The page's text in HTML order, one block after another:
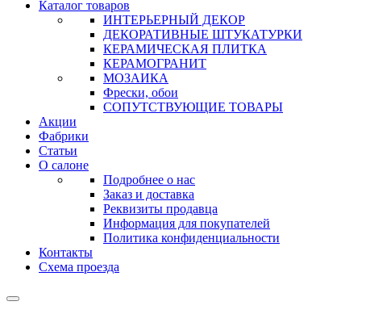
Каталог товаров
ИНТЕРЬЕРНЫЙ ДЕКОР
ДЕКОРАТИВНЫЕ ШТУКАТУРКИ
КЕРАМИЧЕСКАЯ ПЛИТКА
КЕРАМОГРАНИТ
МОЗАИКА
Фрески, обои
СОПУТСТВУЮЩИЕ ТОВАРЫ
Акции
Фабрики
Статьи
О салоне
Подробнее о нас
Заказ и доставка
Реквизиты продавца
Информация для покупателей
Политика конфиденциальности
Контакты
Схема проезда